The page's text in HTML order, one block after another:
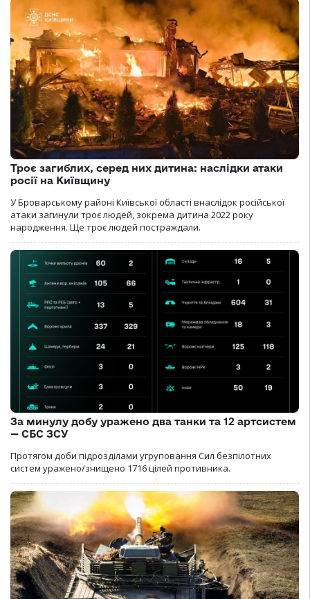
Троє загиблих, серед них дитина: наслідки атаки
росії на Київщину
У Броварському районі Київської області внаслідок російської
атаки загинули троє людей, зокрема дитина 2022 року
народження. Ще троє людей постраждали.
За минулу добу уражено два танки та 12 артсистем
— СБС ЗСУ
Протягом доби підрозділами угруповання Сил безпілотних
систем уражено/знищено 1716 цілей противника.